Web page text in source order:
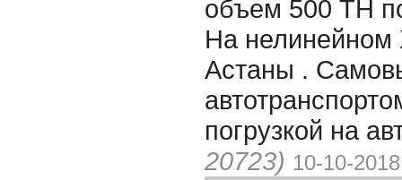
объем 500 ТН
На нелинейном
Астаны .
погрузкой на
20723) 10-10-2018